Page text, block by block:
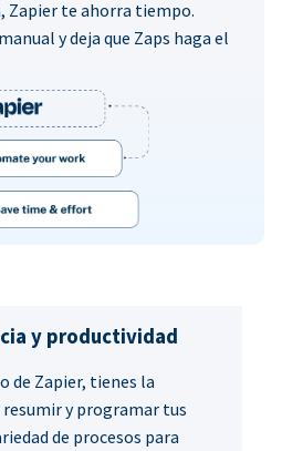
Zapier te ahorra tiempo.
y deja que Zaps haga el
y productividad
de Zapier, tienes la
y programar tus
de procesos para